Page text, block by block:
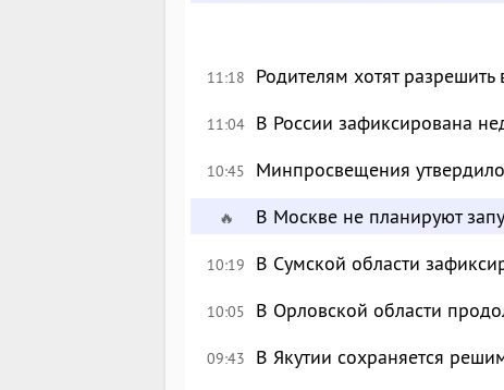
11:18 Родителям хотят
11:04 В России зафиксирована
10:45 Минпросвещения
🔥 В Москве не планируют
10:19 В Сумской области
10:05 В Орловской области
09:43 В Якутии сохраняется